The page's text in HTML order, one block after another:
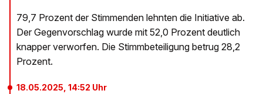
79,7 Prozent der Stimmenden lehnten die Initiative ab.
Der Gegenvorschlag wurde mit 52,0 Prozent deutlich
knapper verworfen. Die Stimmbeteiligung betrug 28,2
Prozent.
18.05.2025, 14:52 Uhr